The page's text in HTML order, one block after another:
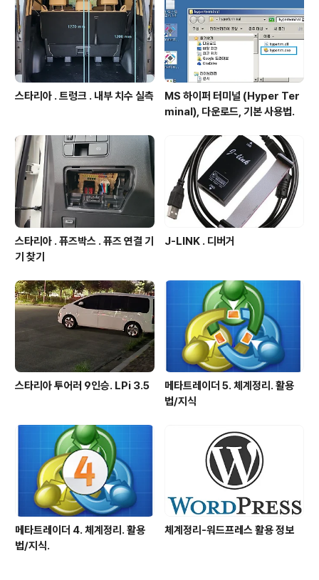
스타리아 . 트렁크 . 내부 치수 실측
MS 하이퍼 터미널 (Hyper Ter
minal), 다운로드, 기본 사용법.
스타리아 . 퓨즈박스 . 퓨즈 연결 기
기 찾기
J-LINK . 디버거
스타리아 투어러 9인승. LPi 3.5
메타트레이더 5. 체계정리. 활용
법/지식
메타트레이더 4. 체계정리. 활용
법/지식.
체계정리-워드프레스 활용 정보